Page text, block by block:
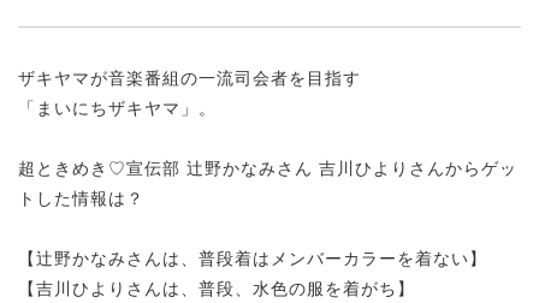
ザキヤマが音楽番組の一流司会者を目指す
「まいにちザキヤマ」。
超ときめき♡宣伝部 辻野かなみさん 吉川ひよりさんからゲッ
トした情報は？
【辻野かなみさんは、普段着はメンバーカラーを着ない】
【吉川ひよりさんは、普段、水色の服を着がち】